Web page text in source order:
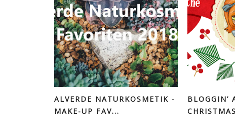
ALVERDE NATURKOSMETIK -
MAKE-UP FAV...
BLOGGIN’